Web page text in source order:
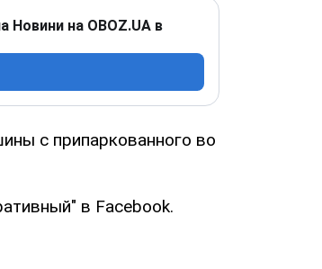
Новини на OBOZ.UA в
с припаркованного во
в Facebook.